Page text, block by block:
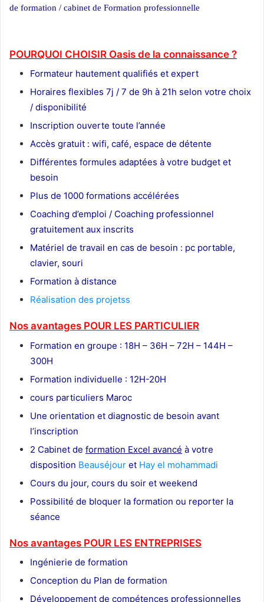
de formation / cabinet de Formation professionnelle
POURQUOI CHOISIR Oasis de la connaissance ?
Formateur hautement qualifiés et expert
Horaires flexibles 7j / 7 de 9h à 21h selon votre choix
/ disponibilité
Inscription ouverte toute l’année
Accès gratuit : wifi, café, espace de détente
Différentes formules adaptées à votre budget et
besoin
Plus de 1000 formations accélérées
Coaching d’emploi / Coaching professionnel
gratuitement aux inscrits
Matériel de travail en cas de besoin : pc portable,
clavier, souri
Formation à distance
Réalisation des projetss
Nos avantages POUR LES PARTICULIER
Formation en groupe : 18H – 36H – 72H – 144H –
300H
Formation individuelle : 12H-20H
cours particuliers Maroc
Une orientation et diagnostic de besoin avant
l’inscription
2 Cabinet de formation Excel avancé à votre
disposition Beauséjour et Hay el mohammadi
Cours du jour, cours du soir et weekend
Possibilité de bloquer la formation ou reporter la
séance
Nos avantages POUR LES ENTREPRISES
Ingénierie de formation
Conception du Plan de formation
Développement de compétences professionnelles